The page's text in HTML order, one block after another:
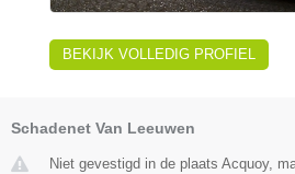
BEKIJK VOLLEDIG PROFIEL
Schadenet Van Leeuwen
Niet gevestigd in de plaats Acquoy,